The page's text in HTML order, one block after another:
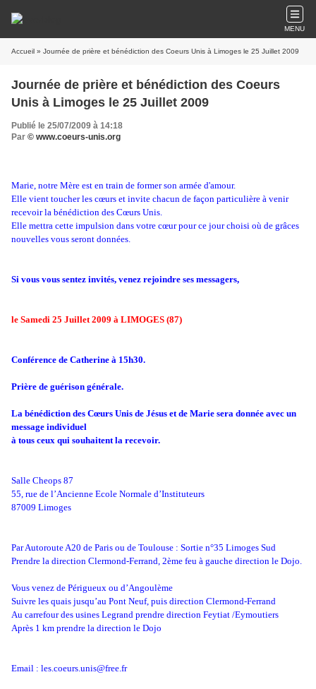
MENU
Accueil » Journée de prière et bénédiction des Coeurs Unis à Limoges le 25 Juillet 2009
Journée de prière et bénédiction des Coeurs
Unis à Limoges le 25 Juillet 2009
Publié le 25/07/2009 à 14:18
Par © www.coeurs-unis.org
Marie, notre Mère est en train de former son armée d'amour.
Elle vient toucher les cœurs et invite chacun de façon particulière à venir
recevoir la bénédiction des Cœurs Unis.
Elle mettra cette impulsion dans votre cœur pour ce jour choisi où de grâces
nouvelles vous seront données.
Si vous vous sentez invités, venez rejoindre ses messagers,
le Samedi 25 Juillet 2009 à LIMOGES (87)
Conférence de Catherine à 15h30.
Prière de guérison générale.
La bénédiction des Cœurs Unis de Jésus et de Marie sera donnée avec un
message individuel
à tous ceux qui souhaitent la recevoir.
Salle Cheops 87
55, rue de l’Ancienne Ecole Normale d’Instituteurs
87009 Limoges
Par Autoroute A20 de Paris ou de Toulouse : Sortie n°35 Limoges Sud
Prendre la direction Clermond-Ferrand, 2ème feu à gauche direction le Dojo.
Vous venez de Périgueux ou d’Angoulème
Suivre les quais jusqu’au Pont Neuf, puis direction Clermond-Ferrand
Au carrefour des usines Legrand prendre direction Feytiat /Eymoutiers
Après 1 km prendre la direction le Dojo
Email : les.coeurs.unis@free.fr